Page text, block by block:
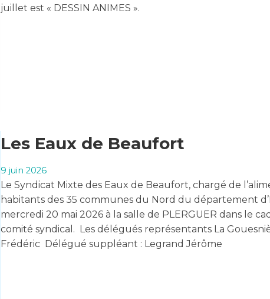
juillet est « DESSIN ANIMES ».
Les Eaux de Beaufort
9 juin 2026
Le Syndicat Mixte des Eaux de Beaufort, chargé de
habitants des 35 communes du Nord du département
mercredi 20 mai 2026 à la salle de PLERGUER dans le
comité syndical. Les délégués représentants La
Frédéric Délégué suppléant : Legrand Jérôme